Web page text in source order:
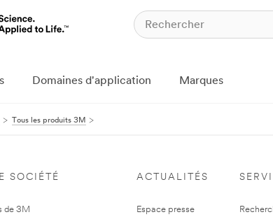
Domaines d'application Marques
Tous les produits 3M
SOCIÉTÉ
de 3M
ACTUALITÉS
Espace presse